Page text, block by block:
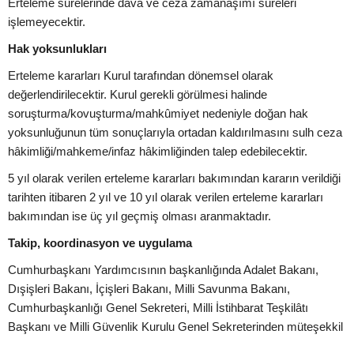
Erteleme sürelerinde dava ve ceza zamanaşımı süreleri
işlemeyecektir.
Hak yoksunlukları
Erteleme kararları Kurul tarafından dönemsel olarak
değerlendirilecektir. Kurul gerekli görülmesi halinde
soruşturma/kovuşturma/mahkûmiyet nedeniyle doğan hak
yoksunluğunun tüm sonuçlarıyla ortadan kaldırılmasını sulh ceza
hâkimliği/mahkeme/infaz hâkimliğinden talep edebilecektir.
5 yıl olarak verilen erteleme kararları bakımından kararın verildiği
tarihten itibaren 2 yıl ve 10 yıl olarak verilen erteleme kararları
bakımından ise üç yıl geçmiş olması aranmaktadır.
Takip, koordinasyon ve uygulama
Cumhurbaşkanı Yardımcısının başkanlığında Adalet Bakanı,
Dışişleri Bakanı, İçişleri Bakanı, Milli Savunma Bakanı,
Cumhurbaşkanlığı Genel Sekreteri, Milli İstihbarat Teşkilâtı
Başkanı ve Milli Güvenlik Kurulu Genel Sekreterinden müteşekkil